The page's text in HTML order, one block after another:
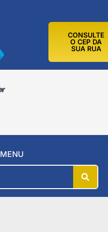
CONSULTE
O CEP DA
SUA RUA
MENU